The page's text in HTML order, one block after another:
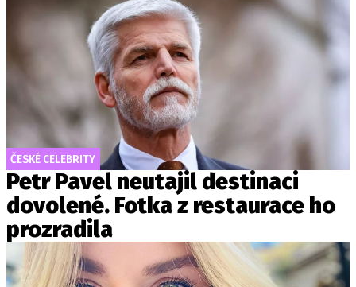
ČESKÉ CELEBRITY
Petr Pavel neutajil destinaci
dovolené. Fotka z restaurace ho
prozradila